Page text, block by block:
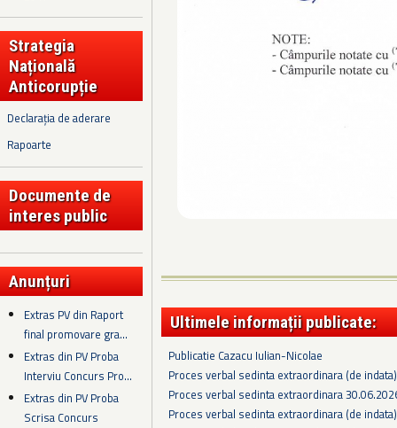
Strategia
Națională
Anticorupție
Declarația de aderare
Rapoarte
Documente de
interes public
Anunțuri
Extras PV din Raport
final promovare gra...
Extras din PV Proba
Interviu Concurs Pro...
Extras din PV Proba
Scrisa Concurs
Ultimele informații publicate:
Publicatie Cazacu Iulian-Nicolae
Proces verbal sedinta extraordinara (de
Proces verbal sedinta extraordinara
Proces verbal sedinta extraordinara (de